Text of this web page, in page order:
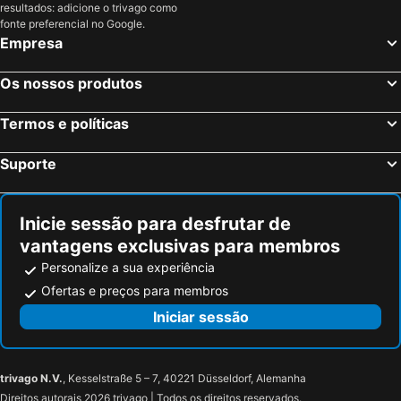
Madrid, Madrid Hotéis
Sevilha, Andaluzia Hotéis
Isla Cristina, Andaluzia Hotéis
Isla Canela, Andaluzia Hotéis
resultados: adicione o trivago como
fonte preferencial no Google.
Empresa
Os nossos produtos
Termos e políticas
Suporte
Inicie sessão para desfrutar de
vantagens exclusivas para membros
Personalize a sua experiência
Ofertas e preços para membros
Iniciar sessão
trivago N.V., Kesselstraße 5 – 7, 40221 Düsseldorf, Alemanha
Direitos autorais 2026 trivago | Todos os direitos reservados.